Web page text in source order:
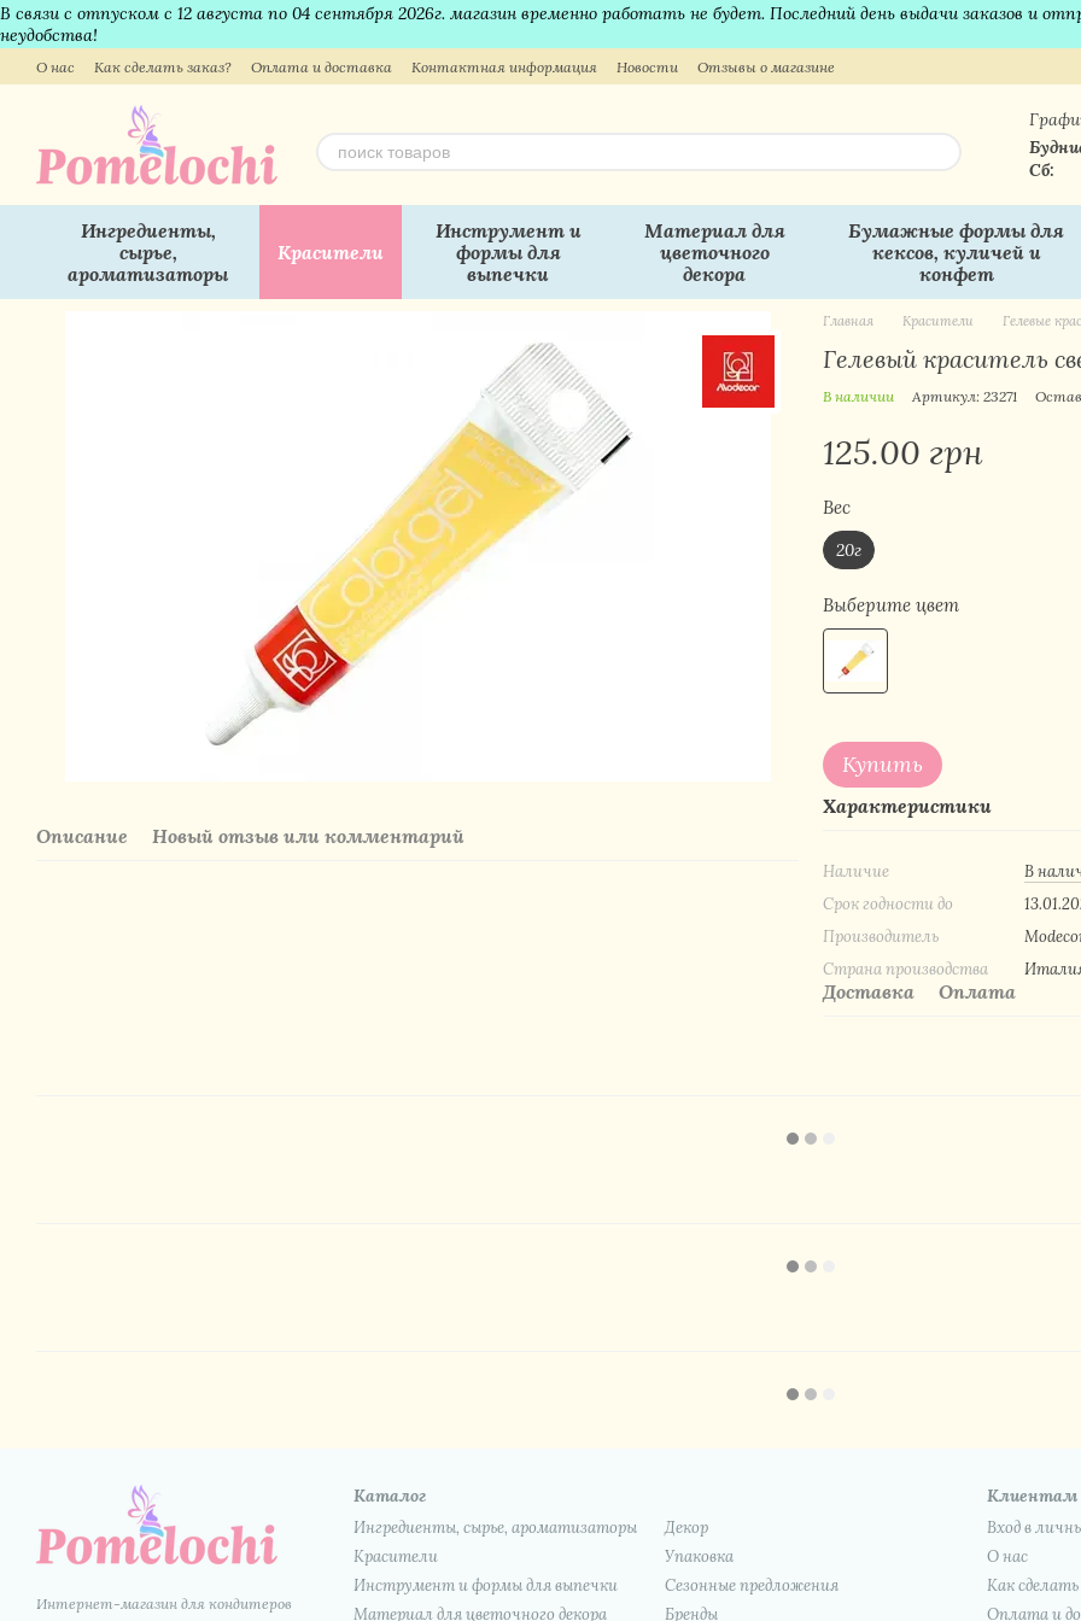
Перейти к основному контенту
В связи с отпуском с 12 августа по 04 сентября 2026г. магазин временно работать не будет. Последний день выдачи заказов и
неудобства!
О нас Как сделать заказ? Оплата и доставка Контактная информация Новости Отзывы о магазине
Сб:
Ингредиенты,
сырье,
ароматизаторы
Красители
Инструмент и
формы для
выпечки
Материал для
цветочного
декора
Бумажные формы для
кексов, куличей и
конфет
Описание Новый отзыв или комментарий
Главная Красители Гелевые
Гелевый краситель
В наличии Артикул: 23271
125.00 грн
Вес
20г
Выберите цвет
Купить
Характеристики
Наличие
В
Срок годности до
Производитель
Страна производства
Доставка Оплата
Интернет-магазин для кондитеров
Каталог
Ингредиенты, сырье, ароматизаторы
Красители
Инструмент и формы для выпечки
Материал для цветочного декора
Декор
Упаковка
Сезонные предложения
Бренды
Клиентам
Вход в
О нас
Как сделать
Оплата и